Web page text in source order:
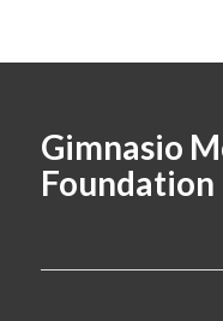
Gimnasio
Foundation